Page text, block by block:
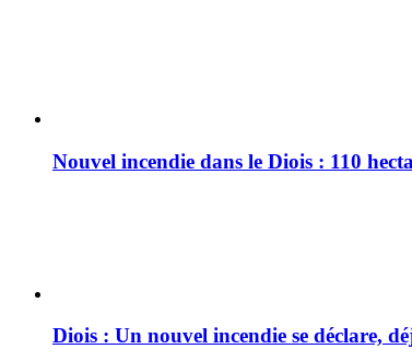
Nouvel incendie dans le Diois : 110
Diois : Un nouvel incendie se déclare,